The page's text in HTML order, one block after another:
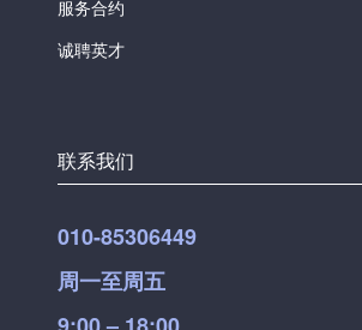
服务合约
诚聘英才
联系我们
010-85306449
周一至周五